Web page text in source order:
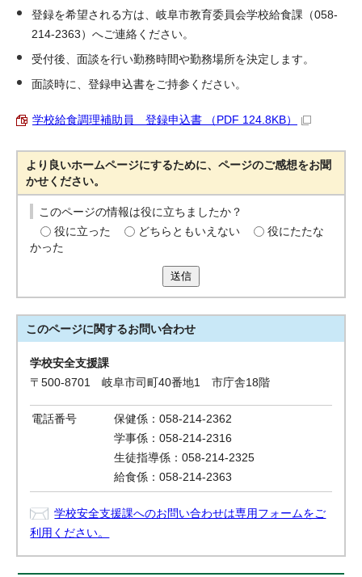
登録を希望される方は、岐阜市教育委員会学校給食課（058-
214-2363）へご連絡ください。
受付後、面談を行い勤務時間や勤務場所を決定します。
面談時に、登録申込書をご持参ください。
学校給食調理補助員 登録申込書 （PDF 124.8KB）
より良いホームページにするために、ページのご感想をお聞
かせください。
このページの情報は役に立ちましたか？
役に立った
どちらともいえない
役にたたな
かった
送信
このページに関するお問い合わせ
学校安全支援課
〒500-8701 岐阜市司町40番地1 市庁舎18階
電話番号
保健係：058-214-2362
学事係：058-214-2316
生徒指導係：058-214-2325
給食係：058-214-2363
学校安全支援課へのお問い合わせは専用フォームをご
利用ください。